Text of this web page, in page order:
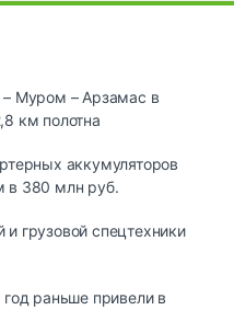
– Муром – Арзамас в
км полотна
аккумуляторов
в 380 млн руб.
грузовой спецтехники
раньше привели в